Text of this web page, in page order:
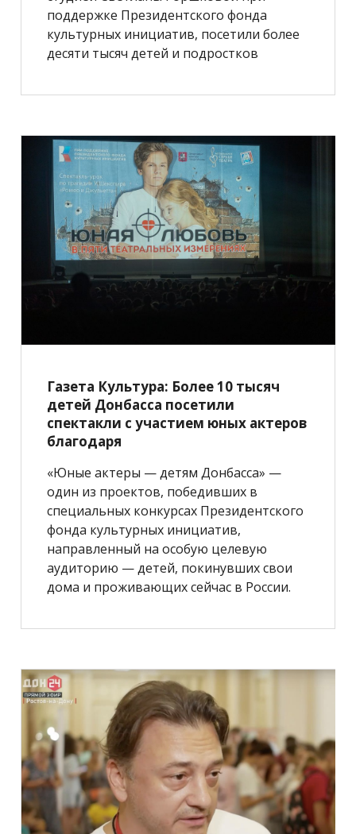
поддержке Президентского фонда
культурных инициатив, посетили более
десяти тысяч детей и подростков
Газета Культура: Более 10 тысяч
детей Донбасса посетили
спектакли с участием юных актеров
благодаря
«Юные актеры — детям Донбасса» —
один из проектов, победивших в
специальных конкурсах Президентского
фонда культурных инициатив,
направленный на особую целевую
аудиторию — детей, покинувших свои
дома и проживающих сейчас в России.